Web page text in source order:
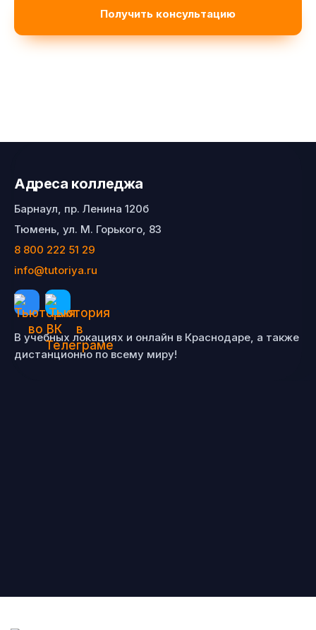
Адреса колледжа
Барнаул, пр. Ленина 120б
Тюмень, ул. М. Горького, 83
8 800 222 51 29
info@tutoriya.ru
В учебных локациях и онлайн в Краснодаре, а также
дистанционно по всему миру!